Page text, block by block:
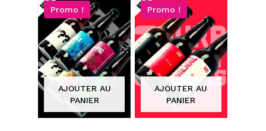
CHF 39.00.
Promo !
AJOUTER AU
PANIER
Promo !
AJOUTER AU
PANIER